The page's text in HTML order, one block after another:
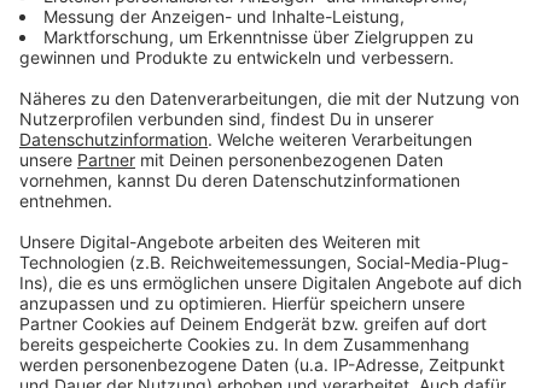
Mehr Pflegerinnen und Pfleger arbeiten in Leverkusen
Feuerwehreinsatz in Opladen
Frauenring lädt Bundestagskandidierende zur
Podiumsdiskussion ein
Anzeige